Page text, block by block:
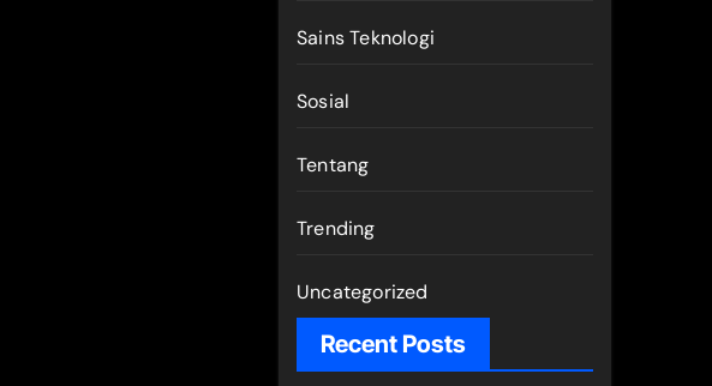
Sains Teknologi
Sosial
Tentang
Trending
Uncategorized
Recent Posts